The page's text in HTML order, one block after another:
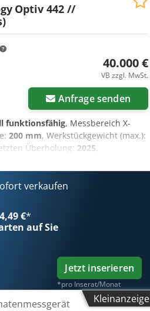
SYMBOLBILD DES
Optiv 442 //
40.000 €
VB zzgl. MwSt.
Anfrage senden
funktionsfähig, Messbereich X-
200 mm, Werkstückgewicht (max.):
Überholung: 2025,
umfangreiche
Messgerät ausgestattet mit
· Dimensionen:
Glasplatte 30kg ·
in mm) · max.
· inkl. Laser · inkl. LED
Tastsystem · inkl. neuem
· auf Wunsch inkl.
verkaufen
€*
auf Sie
Jetzt inserieren
*pro Inserat/Monat
Kleinanzeige